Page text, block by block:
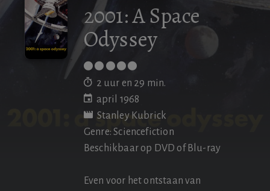
2001: A Space
Odyssey
2 uur en 29 min.
april 1968
Stanley Kubrick
Genre: Sciencefiction
Beschikbaar op DVD of Blu-ray
Even voor het ontstaan van